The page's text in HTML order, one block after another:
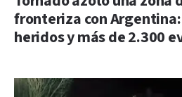
fronteriza con
heridos y más de 2.300